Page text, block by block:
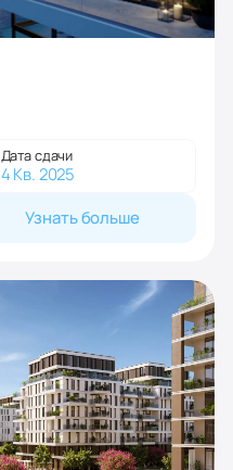
Дата сдачи
4 Кв. 2025
Узнать больше